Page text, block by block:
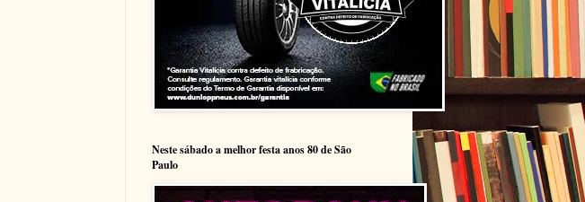
Neste sábado a melhor festa anos 80 de São
Paulo